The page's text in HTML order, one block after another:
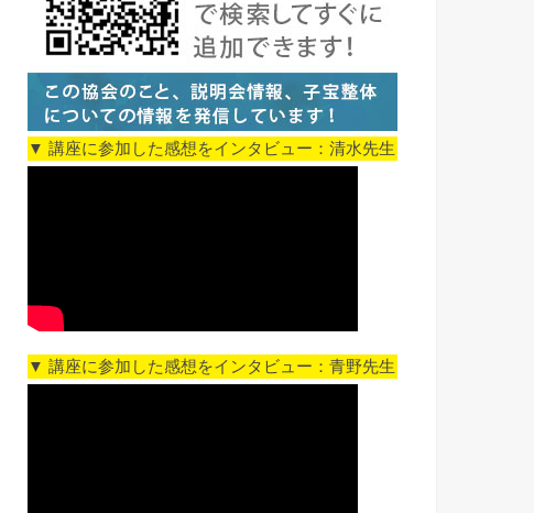
▼ 講座に参加した感想をインタビュー：清水先生
▼ 講座に参加した感想をインタビュー：青野先生